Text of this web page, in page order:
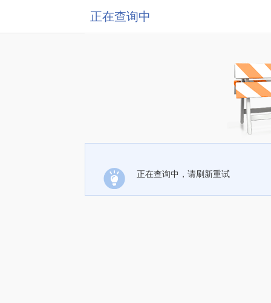
正在查询中
正在查询中，请刷新重试